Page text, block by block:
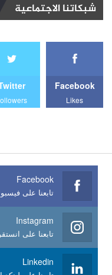
شبكاتنا الاجتماعية
Facebook
Likes
Facebook
تابعنا على
Instagram
تابعنا على
Linkedin